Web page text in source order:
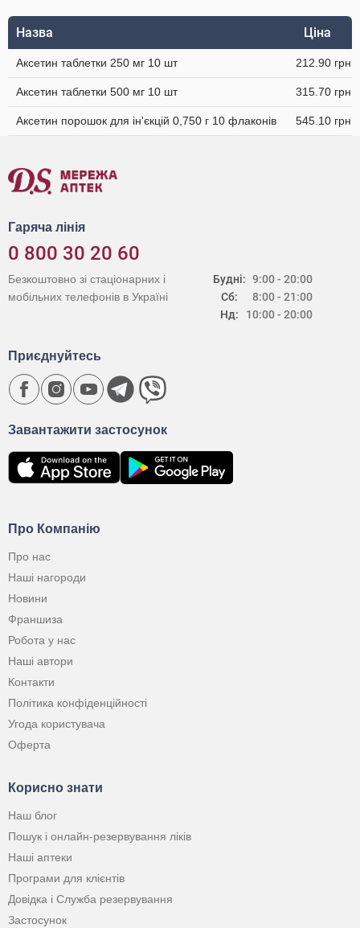
Назва Ціна
Аксетин таблетки 250 мг 10 шт 212.90 грн
Аксетин таблетки 500 мг 10 шт 315.70 грн
Аксетин порошок для ін'єкцій 0,750 г 10 флаконів 545.10 грн
Гаряча лінія
0 800 30 20 60
Будні:
Сб:
Нд:
9:00 - 20:00
8:00 - 21:00
10:00 - 20:00
Безкоштовно зі стаціонарних і
мобільних телефонів в Україні
Про Компанію
Про нас
Наші нагороди
Новини
Франшиза
Робота у нас
Наші автори
Контакти
Політика конфіденційності
Угода користувача
Оферта
Корисно знати
Наш блог
Пошук і онлайн-резервування ліків
Наші аптеки
Програми для клієнтів
Довідка і Служба резервування
Застосунок
Завантажити застосунок
Приєднуйтесь